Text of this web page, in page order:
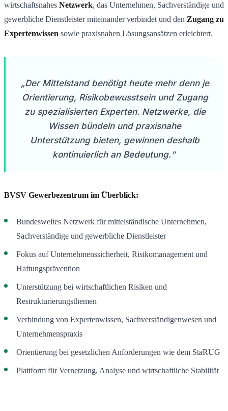
wirtschaftsnahes Netzwerk, das Unternehmen, Sachverständige und
gewerbliche Dienstleister miteinander verbindet und den Zugang zu
Expertenwissen sowie praxisnahen Lösungsansätzen erleichtert.
„Der Mittelstand benötigt heute mehr denn je
Orientierung, Risikobewusstsein und Zugang
zu spezialisierten Experten. Netzwerke, die
Wissen bündeln und praxisnahe
Unterstützung bieten, gewinnen deshalb
kontinuierlich an Bedeutung.“
BVSV Gewerbezentrum im Überblick:
Bundesweites Netzwerk für mittelständische Unternehmen,
Sachverständige und gewerbliche Dienstleister
Fokus auf Unternehmenssicherheit, Risikomanagement und
Haftungsprävention
Unterstützung bei wirtschaftlichen Risiken und
Restrukturierungsthemen
Verbindung von Expertenwissen, Sachverständigenwesen und
Unternehmenspraxis
Orientierung bei gesetzlichen Anforderungen wie dem StaRUG
Plattform für Vernetzung, Analyse und wirtschaftliche Stabilität